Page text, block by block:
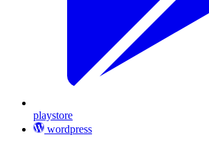
playstore
wordpress